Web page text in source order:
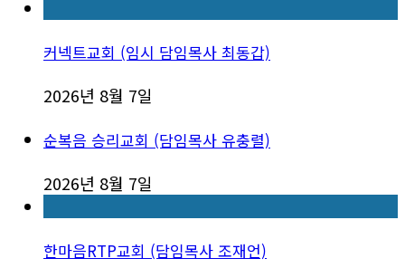
커넥트교회 (임시 담임목사 최동갑)
2026년 8월 7일
순복음 승리교회 (담임목사 유충렬)
2026년 8월 7일
한마음RTP교회 (담임목사 조재언)